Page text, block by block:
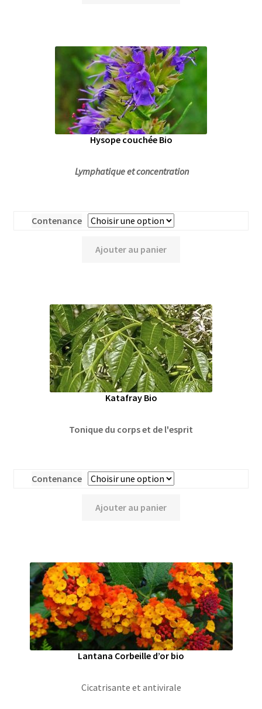
Hysope couchée Bio
Lymphatique et concentration
Contenance
Ajouter au panier
Katafray Bio
Tonique du corps et de l'esprit
Contenance
Ajouter au panier
Lantana Corbeille d’or bio
Cicatrisante et antivirale